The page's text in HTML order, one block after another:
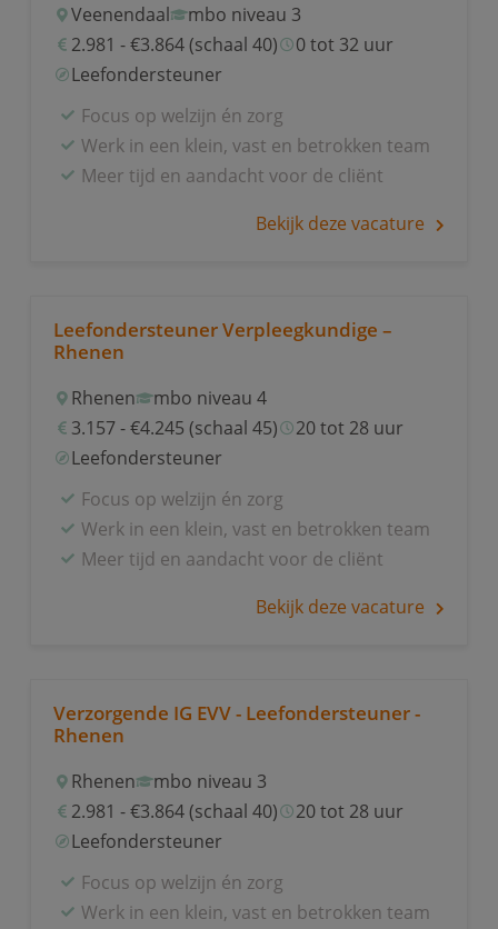
Veenendaal
mbo niveau 3
2.981 - €3.864 (schaal 40)
0 tot 32 uur
Leefondersteuner
Focus op welzijn én zorg
Werk in een klein, vast en betrokken team
Meer tijd en aandacht voor de cliënt
Bekijk deze vacature
Leefondersteuner Verpleegkundige –
Rhenen
Rhenen
mbo niveau 4
3.157 - €4.245 (schaal 45)
20 tot 28 uur
Leefondersteuner
Focus op welzijn én zorg
Werk in een klein, vast en betrokken team
Meer tijd en aandacht voor de cliënt
Bekijk deze vacature
Verzorgende IG EVV - Leefondersteuner -
Rhenen
Rhenen
mbo niveau 3
2.981 - €3.864 (schaal 40)
20 tot 28 uur
Leefondersteuner
Focus op welzijn én zorg
Werk in een klein, vast en betrokken team